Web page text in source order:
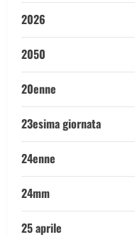
2026
2050
20enne
23esima giornata
24enne
24mm
25 aprile